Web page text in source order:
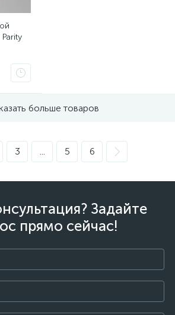
больше товаров
3 ... 5 6
Задайте
прямо сейчас!